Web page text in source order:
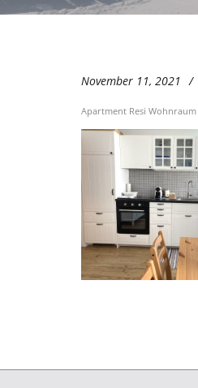
November 11, 2021
Apartment Resi Wohnraum